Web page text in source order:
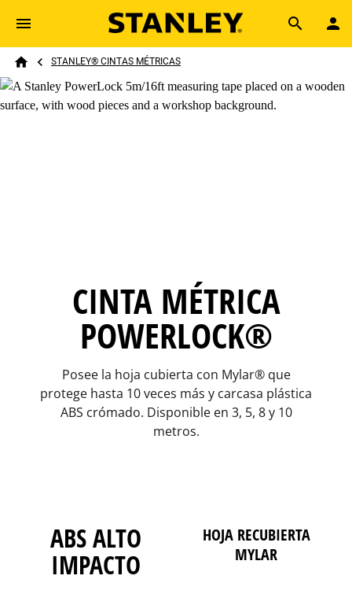
Skip to main content
Search
Breadcrumb
STANLEY® CINTAS MÉTRICAS
CINTA MÉTRICA
POWERLOCK®
Posee la hoja cubierta con Mylar® que
protege hasta 10 veces más y carcasa plástica
ABS crómado. Disponible en 3, 5, 8 y 10
metros.
ABS ALTO
IMPACTO
HOJA RECUBIERTA
MYLAR